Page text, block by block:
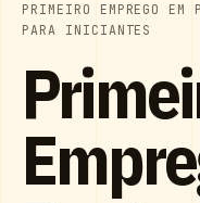
PRIMEIRO EMPREGO EM
PARA INICIANTES